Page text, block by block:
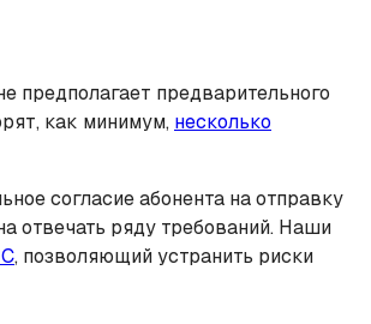
предполагает предварительного
как минимум, несколько
согласие абонента на отправку
отвечать ряду требований. Наши
, позволяющий устранить риски